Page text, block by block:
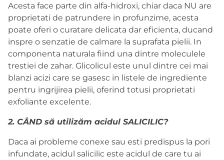
Acesta face parte din alfa-hidroxi, chiar daca NU are
proprietati de patrundere in profunzime, acesta
poate oferi o curatare delicata dar eficienta, ducand
inspre o senzatie de calmare la suprafata pielii. In
componenta naturala fiind una dintre moleculele
trestiei de zahar. Glicolicul este unul dintre cei mai
blanzi acizi care se gasesc in listele de ingrediente
pentru ingrijirea pielii, oferind totusi proprietati
exfoliante excelente.
2. CÂND să utilizăm acidul SALICILIC?
Daca ai probleme conexe sau esti predispus la pori
infundate, acidul salicilic este acidul de care tu ai